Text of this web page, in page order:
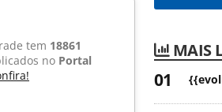
tem 18861
no Portal
MAIS